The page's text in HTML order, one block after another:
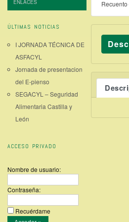
ENLACES
ÚLTIMAS NOTICIAS
I JORNADA TÉCNICA DE
ASFACYL
Jornada de presentacion
del E-pienso
SEGACYL – Seguridad
Alimentaria Castilla y
León
ACCESO PRIVADO
Nombre de usuario:
Contraseña:
Recuérdame